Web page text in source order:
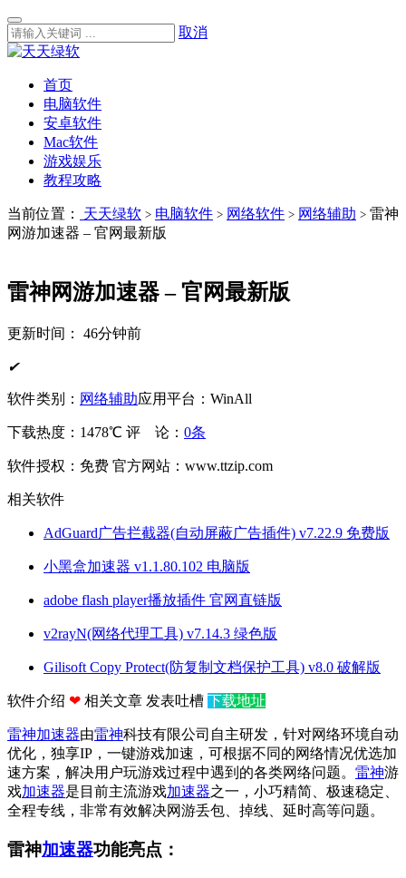
取消
首页
电脑软件
安卓软件
Mac软件
游戏娱乐
教程攻略
当前位置： 天天绿软 > 电脑软件 > 网络软件 > 网络辅助 > 雷神
网游加速器 – 官网最新版
雷神网游加速器 – 官网最新版
更新时间： 46分钟前
✔
软件类别： 网络辅助应用平台：WinAll
下载热度：1478℃ 评 论： 0条
软件授权：免费 官方网站：www.ttzip.com
相关软件
AdGuard广告拦截器(自动屏蔽广告插件) v7.22.9 免费版
小黑盒加速器 v1.1.80.102 电脑版
adobe flash player播放插件 官网直链版
v2rayN(网络代理工具) v7.14.3 绿色版
Gilisoft Copy Protect(防复制文档保护工具) v8.0 破解版
软件介绍 ❤ 相关文章 发表吐槽 下载地址
雷神加速器由雷神科技有限公司自主研发，针对网络环境自动
优化，独享IP，一键游戏加速，可根据不同的网络情况优选加
速方案，解决用户玩游戏过程中遇到的各类网络问题。 雷神游
戏加速器是目前主流游戏加速器之一，小巧精简、极速稳定、
全程专线，非常有效解决网游丢包、掉线、延时高等问题。
雷神加速器功能亮点：